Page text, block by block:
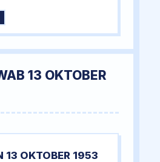
13 OKTOBER
13 OKTOBER 1953